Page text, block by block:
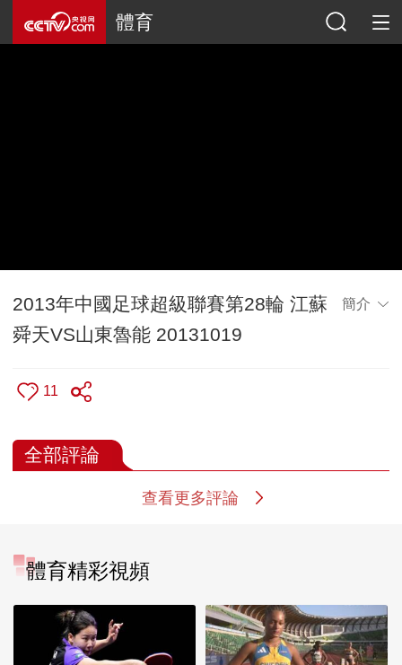
體育
2013年中國足球超級聯賽第28輪 江蘇
舜天VS山東魯能 20131019
簡介
11
全部評論
查看更多評論
體育精彩視頻